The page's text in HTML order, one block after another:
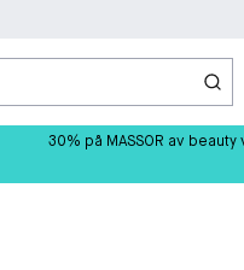
30% på MASSOR av